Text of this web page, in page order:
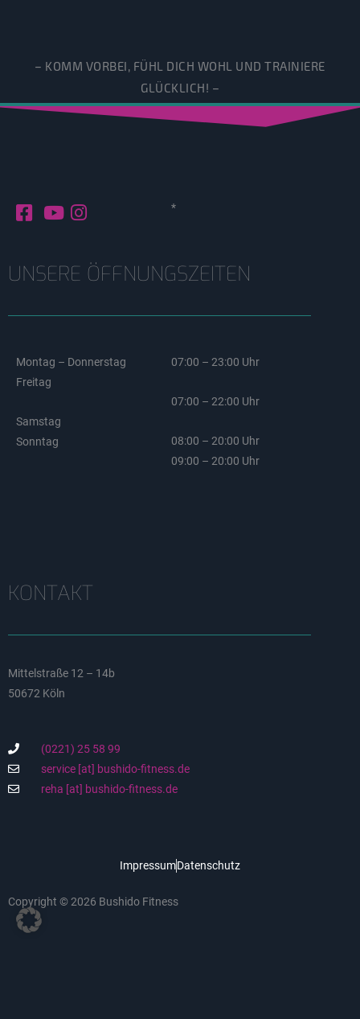
– KOMM VORBEI, FÜHL DICH WOHL UND TRAINIERE
GLÜCKLICH! –
*
UNSERE ÖFFNUNGSZEITEN
Montag – Donnerstag
Freitag
Samstag
Sonntag
07:00 – 23:00 Uhr
07:00 – 22:00 Uhr
08:00 – 20:00 Uhr
09:00 – 20:00 Uhr
KONTAKT
Mittelstraße 12 – 14b
50672 Köln
(0221) 25 58 99
service [at] bushido-fitness.de
reha [at] bushido-fitness.de
Copyright © 2026 Bushido Fitness
ImpressumDatenschutz